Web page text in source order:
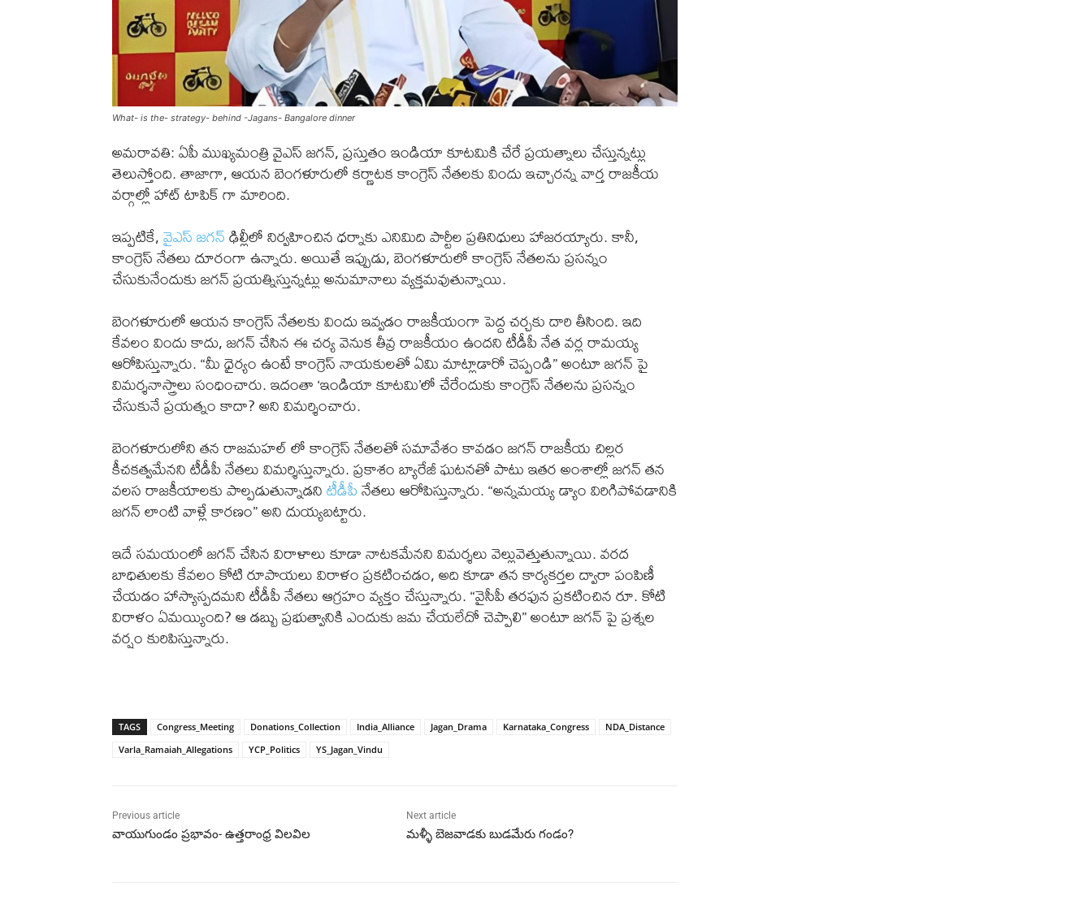
What- is the- strategy- behind -Jagans- Bangalore dinner
అమరావతి: ఏపీ ముఖ్యమంత్రి వైఎస్ జగన్, ప్రస్తుతం ఇండియా కూటమికి చేరే ప్రయత్నాలు చేస్తున్నట్లు
తెలుస్తోంది. తాజాగా, ఆయన బెంగళూరులో కర్ణాటక కాంగ్రెస్ నేతలకు విందు ఇచ్చారన్న వార్త రాజకీయ
వర్గాల్లో హాట్ టాపిక్ గా మారింది.
ఇప్పటికే,వైఎస్ జగన్ఢిల్లీలో నిర్వహించిన ధర్నాకు ఎనిమిది పార్టీల ప్రతినిధులు హాజరయ్యారు. కానీ,
కాంగ్రెస్ నేతలు దూరంగా ఉన్నారు. అయితే ఇప్పుడు, బెంగళూరులో కాంగ్రెస్ నేతలను ప్రసన్నం
చేసుకునేందుకు జగన్ ప్రయత్నిస్తున్నట్లు అనుమానాలు వ్యక్తమవుతున్నాయి.
బెంగళూరులో ఆయన కాంగ్రెస్ నేతలకు విందు ఇవ్వడం రాజకీయంగా పెద్ద చర్చకు దారి తీసింది. ఇది
కేవలం విందు కాదు, జగన్ చేసిన ఈ చర్య వెనుక తీవ్ర రాజకీయం ఉందని టీడీపీ నేత వర్ల రామయ్య
ఆరోపిస్తున్నారు. “మీ ధైర్యం ఉంటే కాంగ్రెస్ నాయకులతో ఏమి మాట్లాడారో చెప్పండి” అంటూ జగన్ పై
విమర్శనాస్త్రాలు సంధించారు. ఇదంతా ‘ఇండియా కూటమి’లో చేరేందుకు కాంగ్రెస్ నేతలను ప్రసన్నం
చేసుకునే ప్రయత్నం కాదా? అని విమర్శించారు.
బెంగళూరులోని తన రాజమహల్ లో కాంగ్రెస్ నేతలతో సమావేశం కావడం జగన్ రాజకీయ చిల్లర
కీచకత్వమేనని టీడీపీ నేతలు విమర్శిస్తున్నారు. ప్రకాశం బ్యారేజీ ఘటనతో పాటు ఇతర అంశాల్లో జగన్ తన
వలస రాజకీయాలకు పాల్పడుతున్నాడనిటీడీపీనేతలు ఆరోపిస్తున్నారు. “అన్నమయ్య డ్యాం విరిగిపోవడానికి
జగన్ లాంటి వాళ్లే కారణం” అని దుయ్యబట్టారు.
ఇదే సమయంలో జగన్ చేసిన విరాళాలు కూడా నాటకమేనని విమర్శలు వెల్లువెత్తుతున్నాయి. వరద
బాధితులకు కేవలం కోటి రూపాయలు విరాళం ప్రకటించడం, అది కూడా తన కార్యకర్తల ద్వారా పంపిణీ
చేయడం హాస్యాస్పదమని టీడీపీ నేతలు ఆగ్రహం వ్యక్తం చేస్తున్నారు. “వైసీపీ తరఫున ప్రకటించిన రూ. కోటి
విరాళం ఏమయ్యింది? ఆ డబ్బు ప్రభుత్వానికి ఎందుకు జమ చేయలేదో చెప్పాలి” అంటూ జగన్ పై ప్రశ్నల
వర్షం కురిపిస్తున్నారు.
TAGS Congress_Meeting Donations_Collection India_Alliance Jagan_Drama Karnataka_Congress
NDA_Distance
Varla_Ramaiah_Allegations
YCP_Politics YS_Jagan_Vindu
Previous article
వాయుగుండం ప్రభావం- ఉత్తరాంధ్ర విలవిల
Next article
మళ్ళీ బెజవాడకు బుడమేరు గండం?